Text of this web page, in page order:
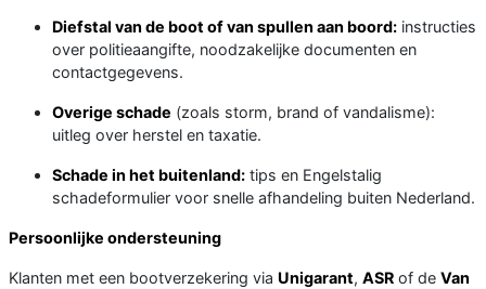
Diefstal van de boot of van spullen aan boord: instructies
over politieaangifte, noodzakelijke documenten en
contactgegevens.
Overige schade (zoals storm, brand of vandalisme):
uitleg over herstel en taxatie.
Schade in het buitenland: tips en Engelstalig
schadeformulier voor snelle afhandeling buiten Nederland.
Persoonlijke ondersteuning
Klanten met een bootverzekering via Unigarant, ASR of de Van